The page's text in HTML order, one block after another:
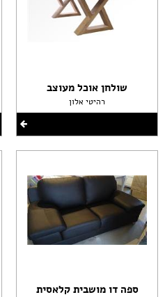
שולחן אוכל מעוצב
רהיטי אלון
ספה דו מושבית קלאסית